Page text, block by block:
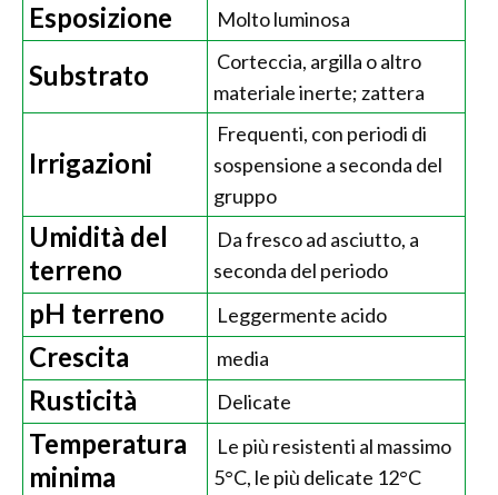
Esposizione Molto luminosa
Substrato
Corteccia, argilla o altro
materiale inerte; zattera
Irrigazioni
Frequenti, con periodi di
sospensione a seconda del
gruppo
Umidità del
terreno
Da fresco ad asciutto, a
seconda del periodo
pH terreno Leggermente acido
Crescita media
Rusticità Delicate
Temperatura
minima
Le più resistenti al massimo
5°C, le più delicate 12°C